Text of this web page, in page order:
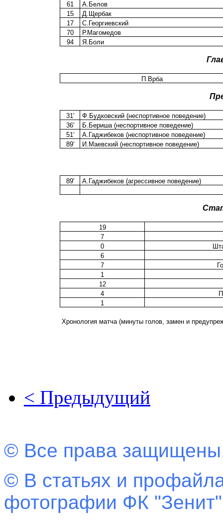
61
А.Белов
15
Д.Щербак
17
С.Георгиевский
70
Р.Магомедов
94
Я.Боли
П.Врба
31'
Ф.Будковский (неспортивное поведение)
36'
Б.Бериша (неспортивное поведение)
51'
А.Гаджибеков (неспортивное поведение)
89'
И.Маевский (неспортивное поведение)
89' А.Гаджибеков (агрессивное поведение)
19
7
0
6
7
1
12
4
1
Хронология матча (минуты голов, замен и
< Предыдущий
© Все права
© В статьях и
фотографии ФК